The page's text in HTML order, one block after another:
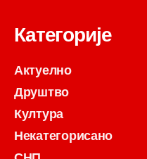
Категорије
Актуелно
Друштво
Култура
Некатегорисано